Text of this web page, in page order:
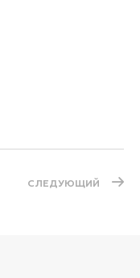
СЛЕДУЮЩИЙ